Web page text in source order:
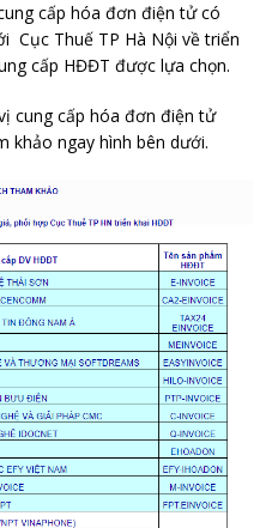
cấp hóa đơn điện tử có
Cục Thuế TP Hà Nội về triển
cấp HĐĐT được lựa chọn.
cung cấp hóa đơn điện tử
khảo ngay hình bên dưới.